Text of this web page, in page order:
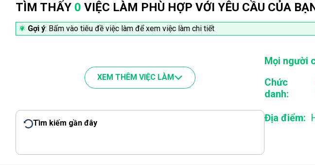
TÌM THẤY 0 VIỆC LÀM PHÙ HỢP VỚI YÊU CẦU CỦA
Gợi ý: Bấm vào tiêu đề việc làm để xem việc làm chi tiết
XEM THÊM VIỆC LÀM
Tìm kiếm gần đây
Mọi người
Chức
danh:
Địa điểm: